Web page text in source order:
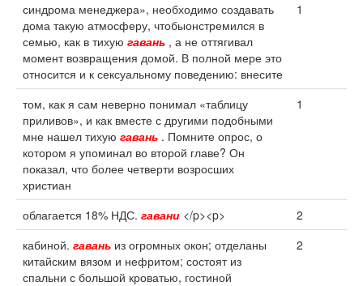
синдрома менеджера», необходимо создавать
дома такую атмосферу, чтобыонстремился в
семью, как в тихую гавань , а не оттягивал
момент возвращения домой. В полной мере это
относится и к сексуальному поведению: внесите
1
том, как я сам неверно понимал «таблицу
приливов», и как вместе с другими подобными
мне нашел тихую гавань . Помните опрос, о
котором я упоминал во второй главе? Он
показал, что более четверти возросших
христиан
1
облагается 18% НДС. гавани </p><p>
2
кабиной. гавань из огромных окон; отделаны
китайским вязом и нефритом; состоят из
спальни с большой кроватью, гостиной
2